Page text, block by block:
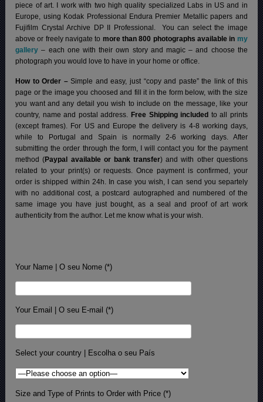
piece of art. I work with two high quality specialized Labs in US and in
Europe, using Kodak Professional Endura Premier Metallic papers and
Fujifilm Crystal Archive DP II Professional. You can select the image
above or freely navigate to more than 800 photographs available in my
gallery – each one with their own story and magic – and choose the
photograph you would love to have in your home or office.
How to Order –Simple and easy, just “copy and paste” the link of this
page or the image you choosed and fill it in the form below, with the size
you want and any detail you wish to include on the message, like your
country, name and postal address. Free Shipping included to all prints
(except frames). For US and Europe the delivery is 4-8 working days,
while to Portugal and Spain is normally 2-6 working days. After
submitting the order through the form, I will contact you for the payment
method (Paypal available or bank transfer) and with other questions
related to your print(s) or requests. Once payment is confirmed, your
order is shipped within 24h. In case you wish, I can send you separtely
with no additional cost, a postcard autographed and numbered of the
same image you have just bought, as a seal and proof of art work
authenticity from the author. Let me know what is your wish.
Your Name | O seu Nome (*)
Your Email | O seu E-mail (*)
Select your country | Escolha o seu País
Size and Type of Prints to Order with Price (*)